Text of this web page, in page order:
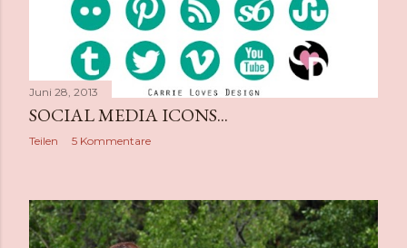
Juni 28, 2013
SOCIAL MEDIA ICONS...
Teilen 5 Kommentare